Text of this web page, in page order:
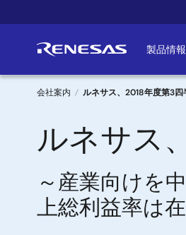
イ
ン
製品情報
パ
ン
く
ず
会社案内 ルネサス、2018年度第3
ルネサス
～産業向けを
上総利益率は